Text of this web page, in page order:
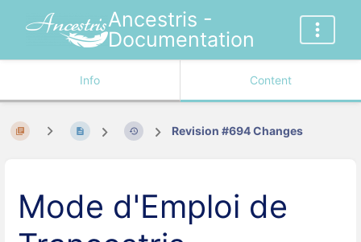
Ancestris -
Documentation
Info Content
Revision #694 Changes
Mode d'Emploi de